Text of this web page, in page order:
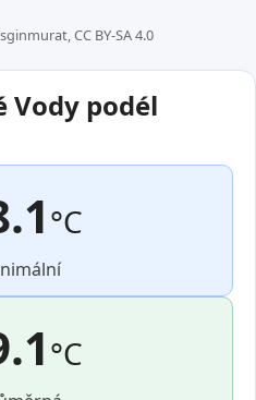
CC BY-SA 4.0
Vody podél
°C
°C